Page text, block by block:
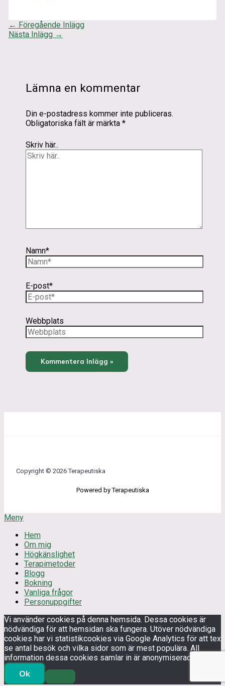
← Föregående Inlägg
Nästa Inlägg →
Lämna en kommentar
Din e-postadress kommer inte publiceras.
Obligatoriska fält är märkta *
Skriv här..
Namn*
E-post*
Webbplats
Copyright © 2026 Terapeutiska
Powered by Terapeutiska
Meny
Hem
Om mig
Högkänslighet
Terapimetoder
Blogg
Bokning
Vanliga frågor
Personuppgifter
Vi använder cookies på denna hemsida. Dessa cookies är
nödvändiga för att hemsidan ska fungera. Utöver nödvändiga
cookies har vi statistikcookies via Google Analytics för att tex
se antal besök och vilka sidor som är mest populära. All
information dessa cookies samlar in är anonymiserad.
Ok